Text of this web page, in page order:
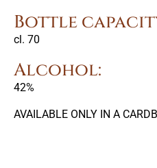
Bottle
cl. 70
Alcohol:
42%
AVAILABLE ONLY IN A